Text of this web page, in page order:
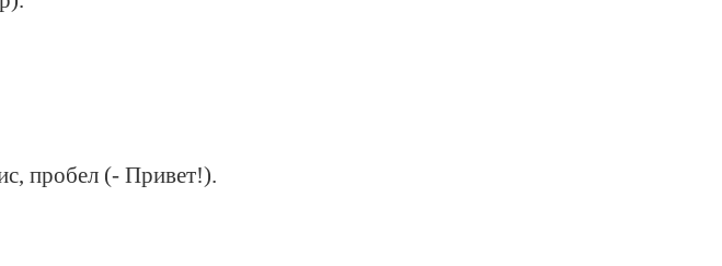
пробел (- Привет!).